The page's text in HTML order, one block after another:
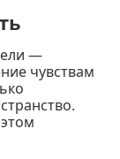
—
чувствам